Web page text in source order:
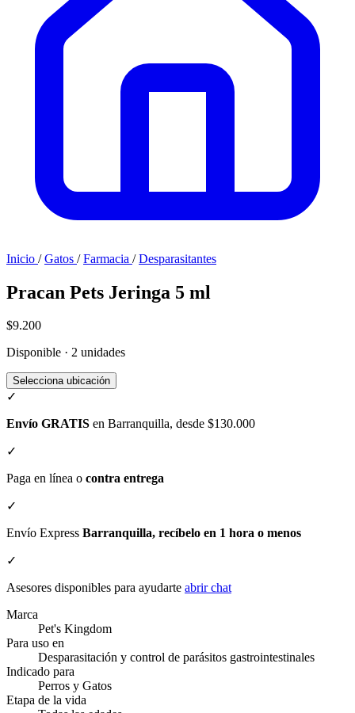
Inicio / Gatos / Farmacia / Desparasitantes
Pracan Pets Jeringa 5 ml
$9.200
Disponible · 2 unidades
Selecciona ubicación
✓
Envío GRATIS en Barranquilla, desde $130.000
✓
Paga en línea o contra entrega
✓
Envío Express Barranquilla, recíbelo en 1 hora o menos
✓
Asesores disponibles para ayudarte abrir chat
Marca
Pet's Kingdom
Para uso en
Desparasitación y control de parásitos gastrointestinales
Indicado para
Perros y Gatos
Etapa de la vida